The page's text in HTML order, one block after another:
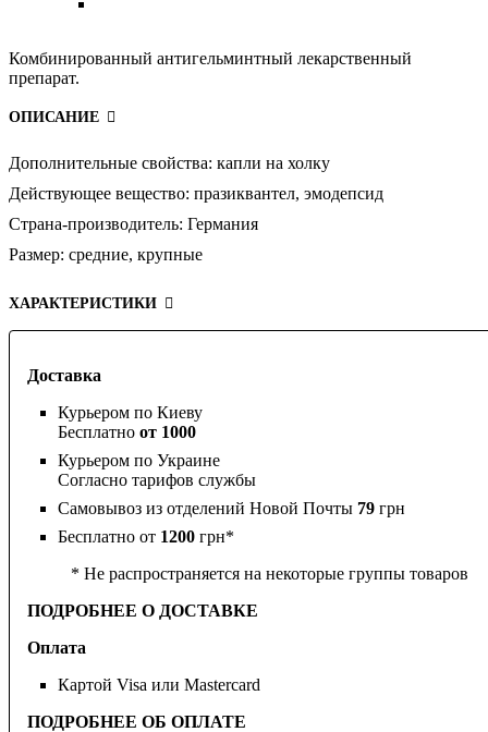
Доставка
Курьером по Киеву
Бесплатно от 1000
Курьером по Украине
Согласно тарифов службы
Самовывоз из отделений Новой Почты 79 грн
Бесплатно от 1200 грн*
* Не распространяется на некоторые группы товаров
ПОДРОБНЕЕ О ДОСТАВКЕ
Оплата
Картой Visa или Mastercard
ПОДРОБНЕЕ ОБ ОПЛАТЕ
Комбинированный антигельминтный лекарственный
препарат.
ОПИСАНИЕ
Дополнительные свойства: капли на холку
Действующее вещество: празиквантел, эмодепсид
Страна-производитель: Германия
Размер: средние, крупные
ХАРАКТЕРИСТИКИ